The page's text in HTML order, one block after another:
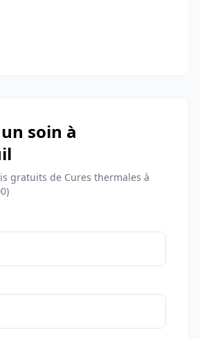
soin à
gratuits de Cures thermales à